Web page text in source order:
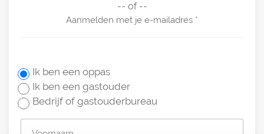
-- of --
Aanmelden met je e-mailadres
Ik ben een oppas
Ik ben een gastouder
Bedrijf of gastouderbureau